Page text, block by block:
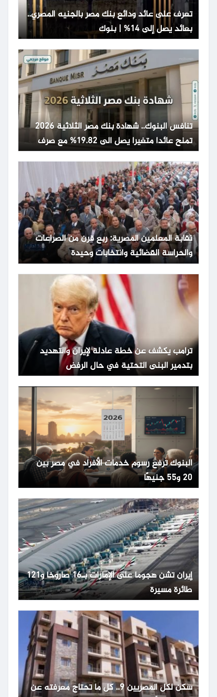
تعرف على عائد ودائع بنك مصر بالجنيه المصري..
بعائد يصل إلى 14% | بنوك
تنافس البنوك.. شهادة بنك مصر الثلاثية 2026
تمنح عائدا متغيرا يصل الى 19.82% مع صرف
شهري
نقابة المعلمين المصرية: ربع قرن من الصراعات
والحراسة القضائية وانتخابات وحيدة
ترامب يكشف عن خطة عادلة لإيران والتهديد
بتدمير البنى التحتية في حال الرفض
البنوك ترفع رسوم خدمات الأفراد في مصر بين
20 و55 جنيهًا
إيران تشن هجوما على الإمارات بـ16 صاروخا و121
طائرة مسيرة
سكن لكل المصريين 9.. كل ما تحتاج معرفته عن